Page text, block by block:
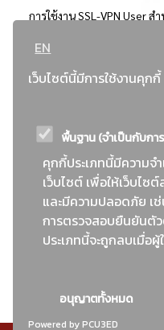
EN
เว็บไซต์นี้มีการใช้งานคุกกี้
พื้นฐาน (จำเป็นกับกา
คุกกี้ประเภทนี้มีความจ
เว็บไซต์ เพื่อให้เว็บไซ
และมีความปลอดภัย เ
การตรวจสอบยืนยันตั
ประเภทนี้จะถูกลบเมื่อ
อนุญาตทั้งหมด
Powered by PCU3ED
การใช้งาน SSL-VPN User
..ยอดนิยม..
: วิธีเฉพาะเจาะจง
ข่าวสาร/ประกาศ
: เอกสารส่งเสริมความโปร่งใสใน
ข่าวสารจัดซื้อจัดจ้าง
: แผนการจัดซื้อจัดจ้าง